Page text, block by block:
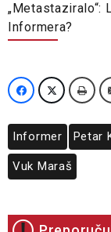
„Metastaziralo“:
Informera?
Informer Petar
Vuk Maraš